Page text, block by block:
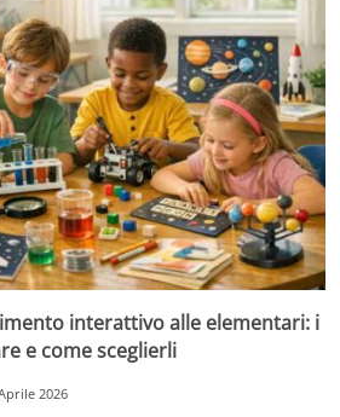
interattivo alle elementari: i
e come sceglierli
2026